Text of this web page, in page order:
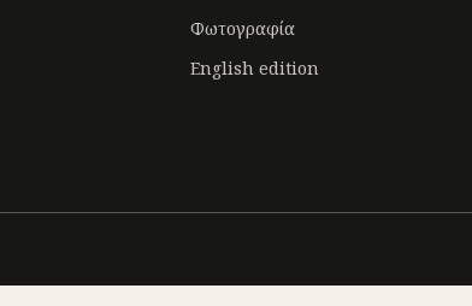
Φωτογραφία
English edition